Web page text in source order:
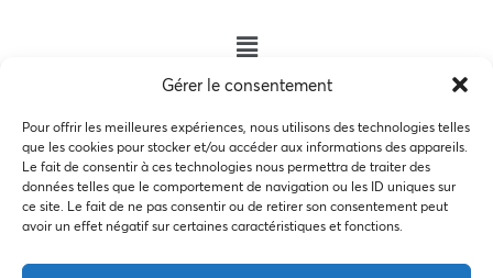
Gérer le consentement
Pour offrir les meilleures expériences, nous utilisons des technologies telles
que les cookies pour stocker et/ou accéder aux informations des appareils.
Le fait de consentir à ces technologies nous permettra de traiter des
données telles que le comportement de navigation ou les ID uniques sur
ce site. Le fait de ne pas consentir ou de retirer son consentement peut
avoir un effet négatif sur certaines caractéristiques et fonctions.
Ce site utilise des cookies pour les statistiques et pour
NOS AUTRES SITES
COPYRIGHT @ 2026 - INVEST IN BORDEAUX - 32 Allées d'Orléans